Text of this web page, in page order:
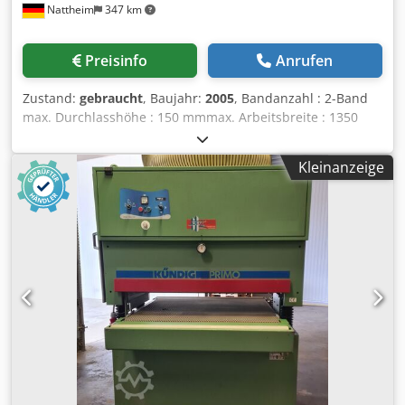
Nattheim 347 km
Preisinfo Anrufen
Zustand: gebraucht, Baujahr: 2005, Bandanzahl : 2-Band
max. Durchlasshöhe : 150 mmmax. Arbeitsbreite : 1350
mm1. Aggregat: : kombiniertes Schleifaggregat Ausführung
1. Aggregat : Stahlkontaktwalze Schleifschuh 1. Aggregat :
elektronische Einzelglieder 35 mm Schleifbandlänge 1.
Aggregat : 1900 mmSchleifbandbreite 1. Aggregat : 1370
mmSchleifbandgeschw. 1. Aggregat : 18 m/sec2. Aggregat:
: kombiniertes Schleifaggregat Ausführung 2. Aggregat :
gummierte Kontaktwalze 65 ° Shore Schleifschuh 2.
Aggregat : elektronische Einzelglieder 35 mm
Schleifbandlänge 2. Aggregat : 1900 mmSchleifbandbreite
2. Aggtegat : 1370 mmSchleifbandgeschw. 2. Aggregat :
stufenlos 2 - 18 m/secBandabblaseinrichtung : für 2.
Aggregat StkReinigungsbürsten : Ja Lackschliff möglich : Ja
Vakuumteppich : Ja Vorschubgeschwindigkeit : stufenlos
von 2.5 - 13 m/minSteuerung : Touch-Screen Elek./pneu.
Kleinanzeige